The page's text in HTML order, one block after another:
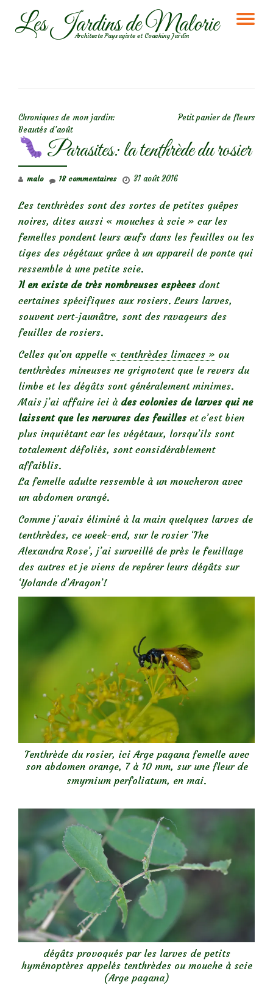
AllerLes Jardins de Malorie
Architecte Paysagiste et Coaching Jardin
Chroniques de mon jardin:
Beautés d’août
Petit panier de fleurs
Parasites: la tenthrède du rosier
malo 31 août 2016
18 commentaires
Les tenthrèdes sont des sortes de petites guêpes
noires, dites aussi « mouches à scie » car les
femelles pondent leurs œufs dans les feuilles ou les
tiges des végétaux grâce à un appareil de ponte qui
ressemble à une petite scie.
Il en existe de très nombreuses espèces dont
certaines spécifiques aux rosiers. Leurs larves,
souvent vert-jaunâtre, sont des ravageurs des
feuilles de rosiers.
Celles qu’on appelle « tenthrèdes limaces » ou
tenthrèdes mineuses ne grignotent que le revers du
limbe et les dégâts sont généralement minimes.
Mais j’ai affaire ici à des colonies de larves qui ne
laissent que les nervures des feuilles et c’est bien
plus inquiétant car les végétaux, lorsqu’ils sont
totalement défoliés, sont considérablement
affaiblis.
La femelle adulte ressemble à un moucheron avec
un abdomen orangé.
Comme j’avais éliminé à la main quelques larves de
tenthrèdes, ce week-end, sur le rosier ‘The
Alexandra Rose’, j’ai surveillé de près le feuillage
des autres et je viens de repérer leurs dégâts sur
‘Yolande d’Aragon’!
Tenthrède du rosier, ici Arge pagana femelle avec
son abdomen orange, 7 à 10 mm, sur une fleur de
smyrnium perfoliatum, en mai.
dégâts provoqués par les larves de petits
hyménoptères appelés tenthrèdes ou mouche à scie
(Arge pagana)